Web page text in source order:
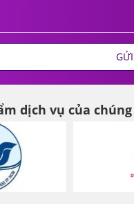
GỬI
dịch vụ của